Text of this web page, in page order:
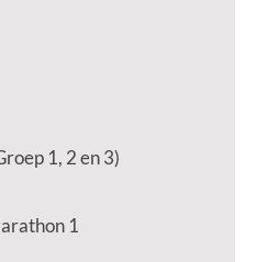
1, 2 en 3)
1